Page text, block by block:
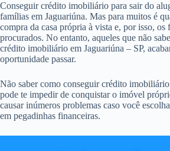
Conseguir crédito imobiliário para sair do
famílias em Jaguariúna. Mas para muitos é
compra da casa própria à vista e, por isso, os
procurados. No entanto, aqueles que não
crédito imobiliário em Jaguariúna – SP,
oportunidade passar.
Não saber como conseguir crédito
pode te impedir de conquistar o imóvel
causar inúmeros problemas caso você
em pegadinhas financeiras.